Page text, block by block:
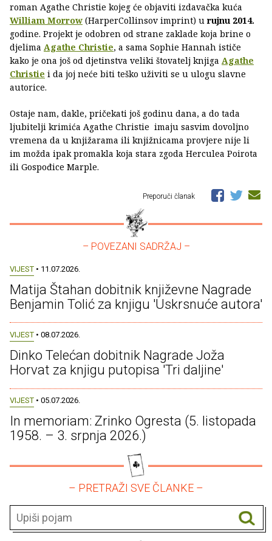
roman Agathe Christie kojeg će objaviti izdavačka kuća
William Morrow (HarperCollinsov imprint) u rujnu 2014.
godine. Projekt je odobren od strane zaklade koja brine o
djelima Agathe Christie, a sama Sophie Hannah ističe
kako je ona još od djetinstva veliki štovatelj knjiga Agathe
Christie i da joj neće biti teško uživiti se u ulogu slavne
autorice.
Ostaje nam, dakle, pričekati još godinu dana, a do tada
ljubitelji krimića Agathe Christie imaju sasvim dovoljno
vremena da u knjižarama ili knjižnicama provjere nije li
im možda ipak promakla koja stara zgoda Herculea Poirota
ili Gospođice Marple.
Preporuči članak
– POVEZANI SADRŽAJ –
VIJEST • 11.07.2026.
Matija Štahan dobitnik književne Nagrade
Benjamin Tolić za knjigu 'Uskrsnuće autora'
VIJEST • 08.07.2026.
Dinko Telećan dobitnik Nagrade Joža
Horvat za knjigu putopisa 'Tri daljine'
VIJEST • 05.07.2026.
In memoriam: Zrinko Ogresta (5. listopada
1958. – 3. srpnja 2026.)
– PRETRAŽI SVE ČLANKE –